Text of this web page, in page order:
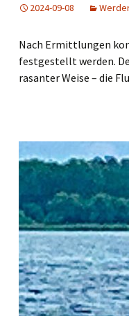
2024-09-08
Nach Ermittlungen
festgestellt werden.
rasanter Weise – die